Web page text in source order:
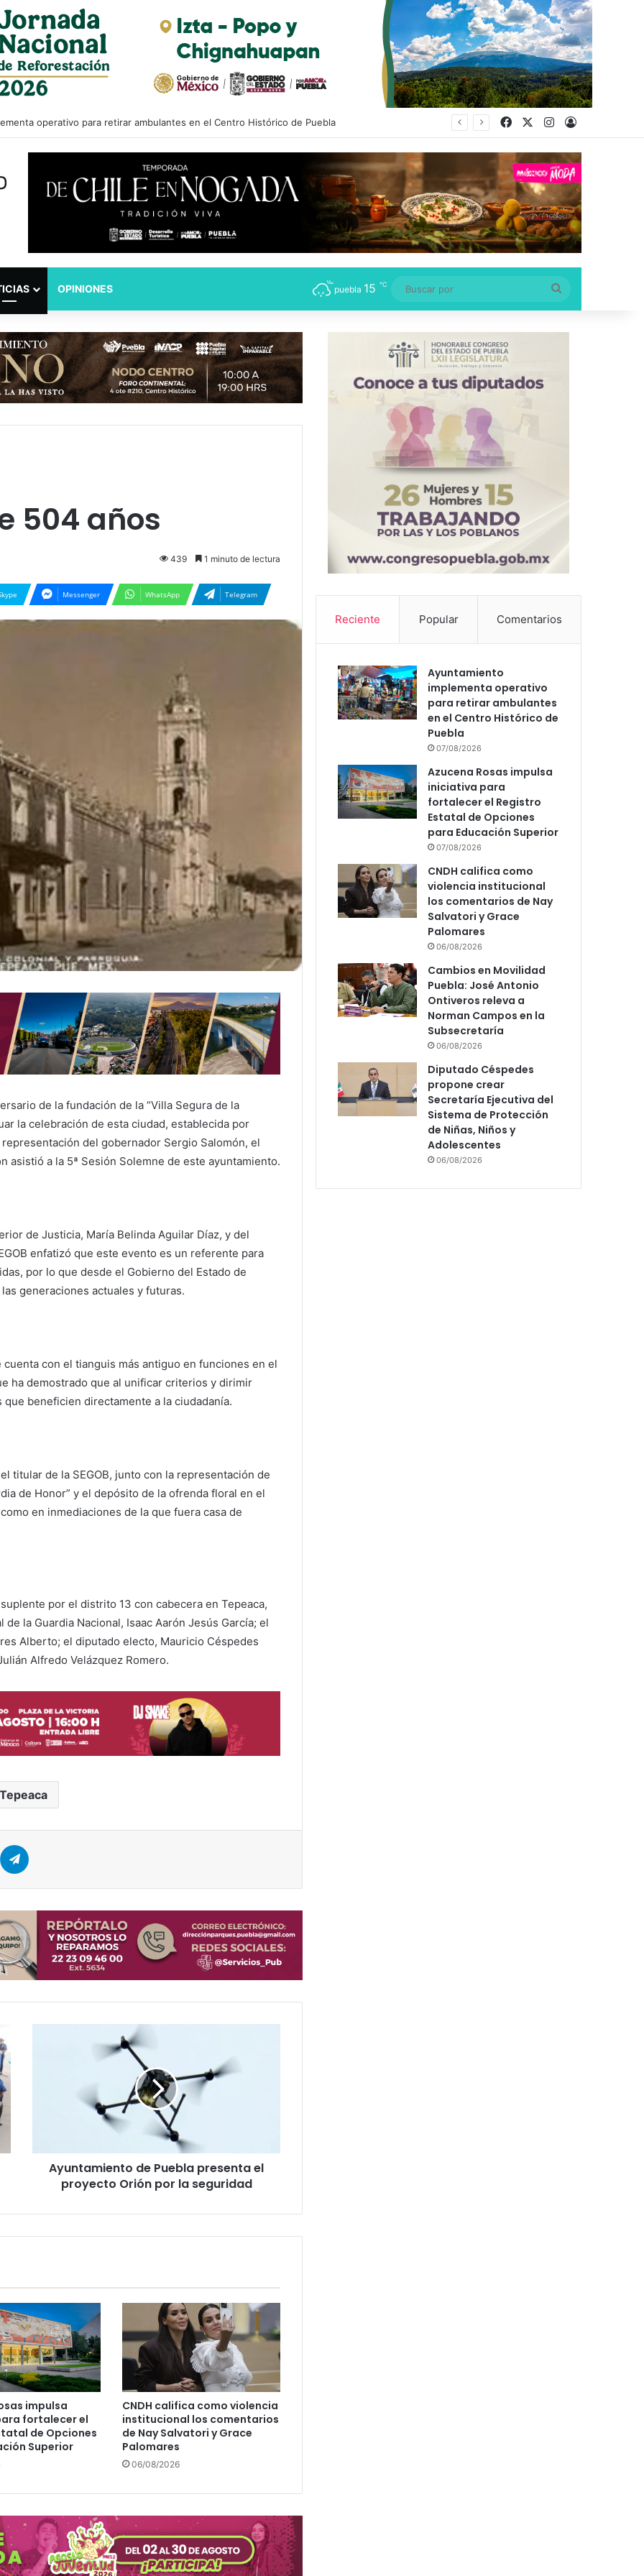
iniciativa para fortalecer el Registro Estatal de Opciones para Educación Superior FacebookInstagram
OPINIONES puebla 15 ℃
por
504 años
439 1 minuto de lectura
Messenger WhatsApp Telegram
de la fundación de la “Villa Segura de la
la celebración de esta ciudad, establecida por
del gobernador Sergio Salomón, el
asistió a la 5ª Sesión Solemne de este ayuntamiento.
de Justicia, María Belinda Aguilar Díaz, y del
enfatizó que este evento es un referente para
por lo que desde el Gobierno del Estado de
generaciones actuales y futuras.
con el tianguis más antiguo en funciones en el
ha demostrado que al unificar criterios y dirimir
beneficien directamente a la ciudadanía.
titular de la SEGOB, junto con la representación de
de Honor” y el depósito de la ofrenda floral en el
en inmediaciones de la que fuera casa de
por el distrito 13 con cabecera en Tepeaca,
la Guardia Nacional, Isaac Aarón Jesús García; el
Alberto; el diputado electo, Mauricio Céspedes
Alfredo Velázquez Romero.
Tepeaca
e
d
b
l
a
p
r
e
s
e
n
t
a
e
o
e
c
Ayuntamiento de Puebla presenta el
proyecto Orión por la seguridad
impulsa
fortalecer el
de Opciones
Superior
CNDH califica como violencia
institucional los comentarios
de Nay Salvatori y Grace
Palomares
06/08/2026
Reciente Popular Comentarios
Ayuntamiento
implementa operativo
para retirar ambulantes
en el Centro Histórico de
Puebla
07/08/2026
Azucena Rosas impulsa
iniciativa para
fortalecer el Registro
Estatal de Opciones
para Educación Superior
07/08/2026
CNDH califica como
violencia institucional
los comentarios de Nay
Salvatori y Grace
Palomares
06/08/2026
Cambios en Movilidad
Puebla: José Antonio
Ontiveros releva a
Norman Campos en la
Subsecretaría
06/08/2026
Diputado Céspedes
propone crear
Secretaría Ejecutiva del
Sistema de Protección
de Niñas, Niños y
Adolescentes
06/08/2026